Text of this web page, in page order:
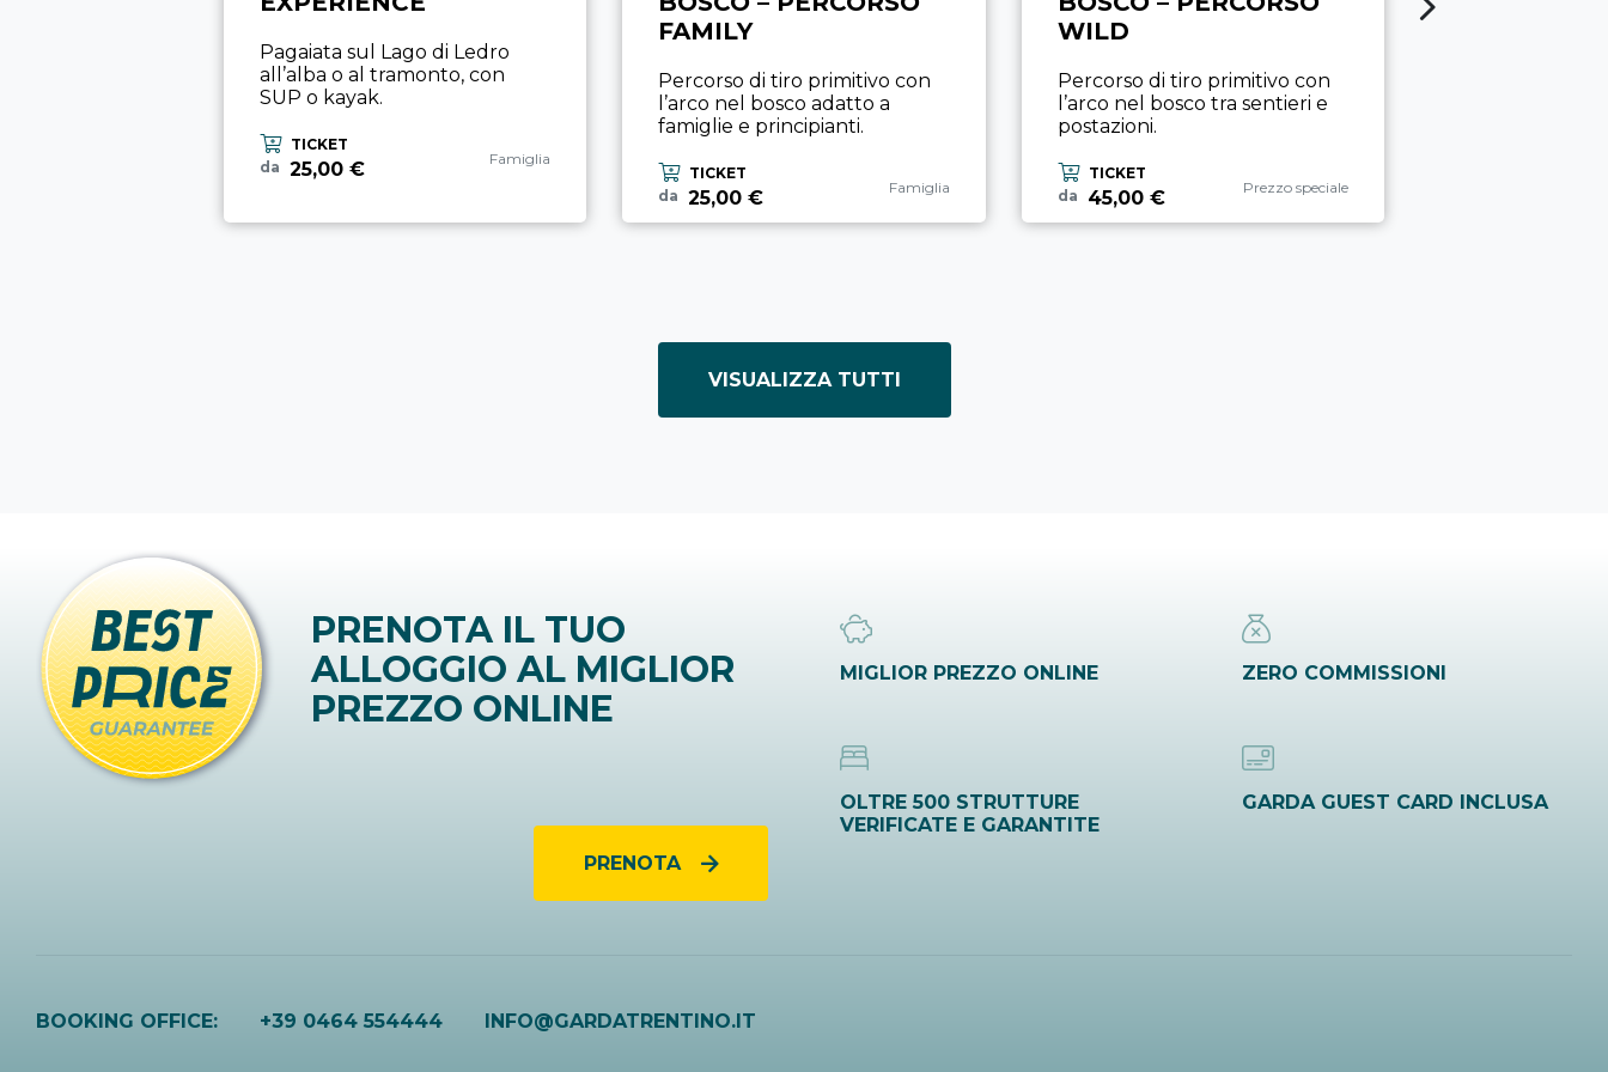
Pagaiata sul Lago di Ledro
all’alba o al tramonto, con
SUP o kayak.
TICKET
da 25,00 €
Categoria esperienza
Famiglia
FAMILY
Percorso di tiro primitivo con
l’arco nel bosco adatto a
famiglie e principianti.
TICKET
da
25,00 €
Categoria esperienza
Famiglia
WILD
Percorso di tiro primitivo con
l’arco nel bosco tra sentieri e
postazioni.
TICKET
da
45,00 €
Categoria esperienza
Prezzo speciale
VISUALIZZA TUTTI
PRENOTA IL TUO
ALLOGGIO AL MIGLIOR
PREZZO ONLINE
PRENOTA
MIGLIOR PREZZO ONLINE ZERO COMMISSIONI
OLTRE 500 STRUTTURE
VERIFICATE E GARANTITE
GARDA GUEST CARD INCLUSA
BOOKING OFFICE: +39 0464 554444 INFO@GARDATRENTINO.IT